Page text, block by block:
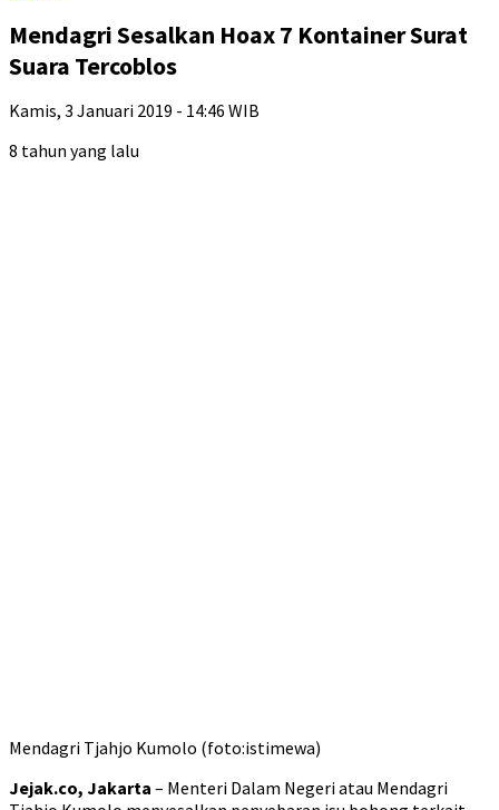
Mendagri Sesalkan Hoax 7 Kontainer Surat
Suara Tercoblos
Kamis, 3 Januari 2019 - 14:46 WIB
8 tahun yang lalu
Mendagri Tjahjo Kumolo (foto:istimewa)
Jejak.co, Jakarta – Menteri Dalam Negeri atau Mendagri